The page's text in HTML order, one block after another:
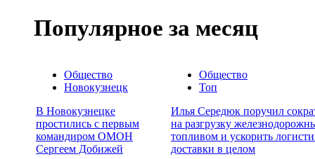
Популярное за месяц
Общество
Новокузнецк
В Новокузнецке
простились с первым
командиром ОМОН
Сергеем Добижей
Общество
Топ
Илья Середюк поручил
на разгрузку
топливом и ускорить
доставки в целом